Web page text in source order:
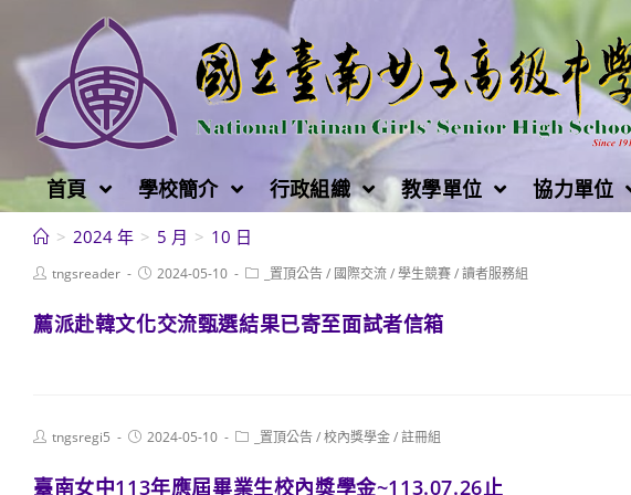
至
容
首頁 學校簡介 行政組織 教學單位 協力單位
> 2024 年 > 5 月 > 10 日
Posttngsreader
Post2024-05-10
Post _置頂公告/ 國際交流/學生競賽/讀者服務組
薦派赴韓文化交流甄選結果已寄至面試者信箱
Posttngsregi5
Post2024-05-10
Post _置頂公告/校內獎學金/註冊組
臺南女中113年應屆畢業生校內獎學金~113.07.26止